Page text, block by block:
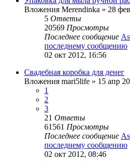
Вложения Merendinka » 28
5 Ответы
20569 Просмотры
Последнее сообщение
последнему сообщению
02 окт 2012, 16:56
Свадебная коробка для денег
Вложения mari5life » 15 апр
1
2
3
21 Ответы
61561 Просмотры
Последнее сообщение
последнему сообщению
02 окт 2012, 08:46